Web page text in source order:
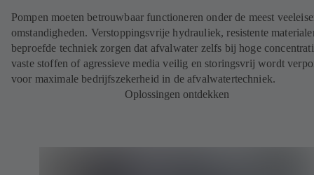
Pompen moeten betrouwbaar functioneren onder de meest
omstandigheden. Verstoppingsvrije hydrauliek, resistente
beproefde techniek zorgen dat afvalwater zelfs bij hoge
vaste stoffen of agressieve media veilig en storingsvrij wordt
voor maximale bedrijfszekerheid in de afvalwatertechniek.
Oplossingen ontdekken